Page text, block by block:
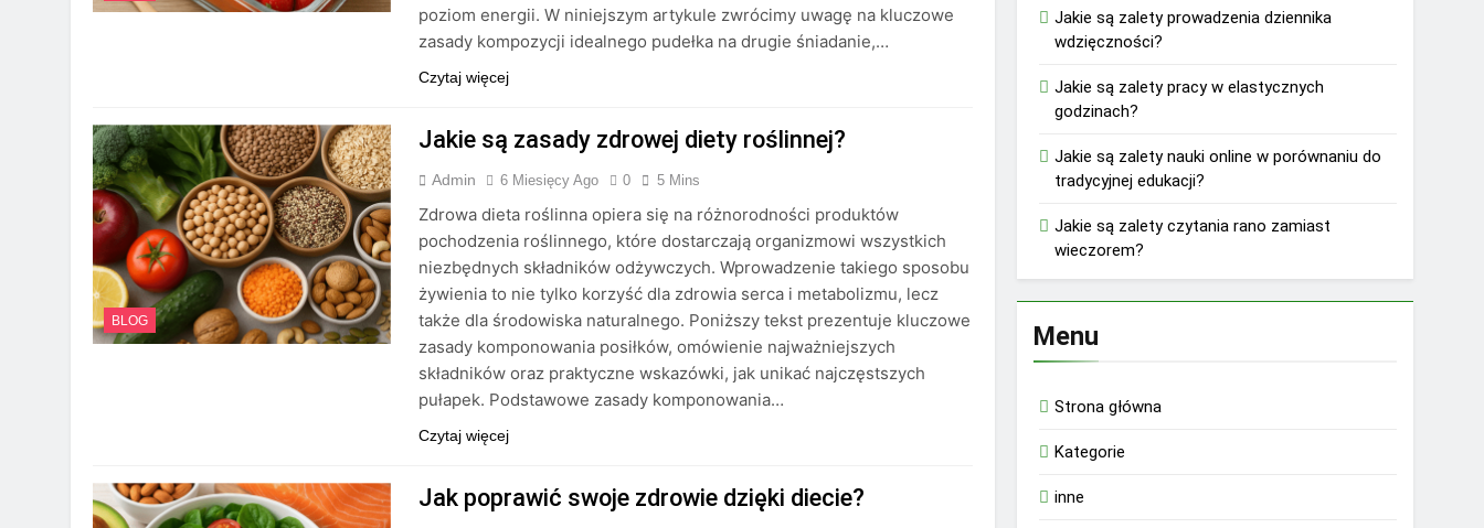
poziom energii. W niniejszym artykule zwrócimy uwagę na kluczowe
zasady kompozycji idealnego pudełka na drugie śniadanie,…
Czytaj więcej
BLOG
Jakie są zasady zdrowej diety roślinnej?
Admin 6 Miesięcy Ago 0 5 Mins
Zdrowa dieta roślinna opiera się na różnorodności produktów
pochodzenia roślinnego, które dostarczają organizmowi wszystkich
niezbędnych składników odżywczych. Wprowadzenie takiego sposobu
żywienia to nie tylko korzyść dla zdrowia serca i metabolizmu, lecz
także dla środowiska naturalnego. Poniższy tekst prezentuje kluczowe
zasady komponowania posiłków, omówienie najważniejszych
składników oraz praktyczne wskazówki, jak unikać najczęstszych
pułapek. Podstawowe zasady komponowania…
Czytaj więcej
Jak poprawić swoje zdrowie dzięki diecie?
Jakie są zalety prowadzenia dziennika
wdzięczności?
Jakie są zalety pracy w elastycznych
godzinach?
Jakie są zalety nauki online w porównaniu do
tradycyjnej edukacji?
Jakie są zalety czytania rano zamiast
wieczorem?
Menu
Strona główna
Kategorie
inne